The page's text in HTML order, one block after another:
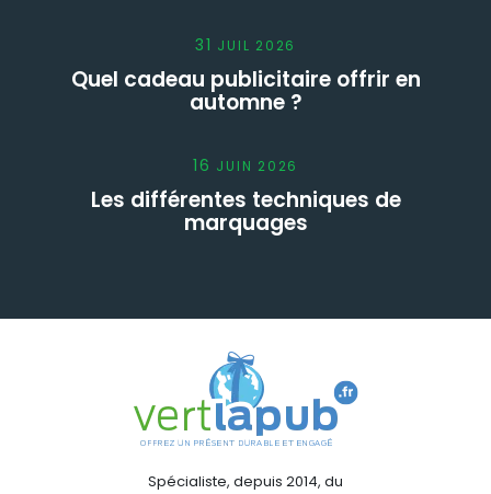
31 JUIL 2026
Quel cadeau publicitaire offrir en
automne ?
16 JUIN 2026
Les différentes techniques de
marquages
Spécialiste, depuis 2014, du